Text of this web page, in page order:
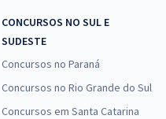
CONCURSOS NO SUL E
SUDESTE
Concursos no Paraná
Concursos no Rio Grande do Sul
Concursos em Santa Catarina